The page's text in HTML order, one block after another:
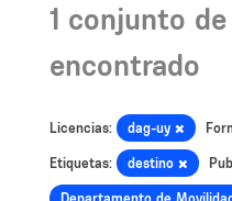
1 conjunto
encontrado
Licencias: dag-uy
Etiquetas: destino